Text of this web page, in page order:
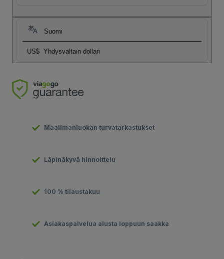
Suomi
US$ Yhdysvaltain dollari
Maailmanluokan turvatarkastukset
Läpinäkyvä hinnoittelu
100 % tilaustakuu
Asiakaspalvelua alusta loppuun saakka